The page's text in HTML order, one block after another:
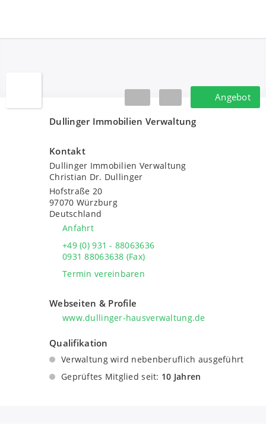
Angebot
Dullinger Immobilien Verwaltung
Kontakt
Dullinger Immobilien Verwaltung
Christian Dr. Dullinger
Hofstraße 20
97070 Würzburg
Deutschland
Anfahrt
+49 (0) 931 - 88063636
0931 88063638 (Fax)
Termin vereinbaren
Webseiten & Profile
www.dullinger-hausverwaltung.de
Qualifikation
Verwaltung wird nebenberuflich ausgeführt
Geprüftes Mitglied seit: 10 Jahren